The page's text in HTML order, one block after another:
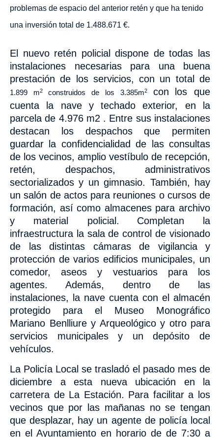
problemas de espacio del anterior retén y que ha tenido
una inversión total de 1.488.671 €.
El nuevo retén policialdispone de todas las
instalaciones necesarias para una buena
prestación de los servicios, con un total de
1.899 m2 construidos de los 3.385m2 con
los que
cuenta la nave y techado exterior, en la
parcela de 4.976 m2 . Entre sus instalaciones
destacan los despachos que permiten
guardar la confidencialidad de las consultas
de los vecinos, amplio vestíbulo de recepción,
retén, despachos, administrativos
sectorializados y un gimnasio. También, hay
un salón de actos para reuniones o cursos de
formación, así como almacenes para archivo
y material policial.
Completan la
infraestructura la sala de control de visionado
de las distintas cámaras de vigilancia y
protección de varios edificios municipales, un
comedor, aseos y vestuarios para los
agentes. Además, dentro de las
instalaciones, la nave cuenta con el almacén
protegido para el Museo Monográfico
Mariano Benlliure y Arqueológico y otro para
servicios municipales
y un depósito de
vehículos.
La Policía Local se trasladó el pasado mes de
diciembre a esta nueva ubicación en la
carretera de La Estación. Para facilitar a los
vecinos que por las mañanas no se tengan
que desplazar, hay un agente de policía local
en el Ayuntamiento en horario de de 7:30 a